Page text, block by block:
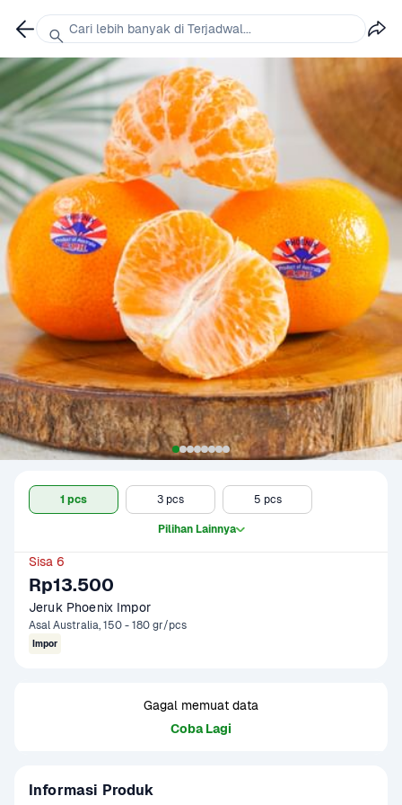
1 pcs 3 pcs 5 pcs
Pilihan Lainnya
Sisa 6
Rp13.500
Jeruk Phoenix Impor
Asal Australia, 150 - 180 gr/pcs
Impor
Gagal memuat data
Coba Lagi
Informasi Produk
Cari lebih banyak di Terjadwal...